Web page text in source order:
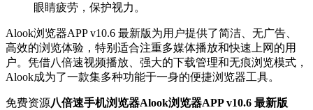
眼睛疲劳，保护视力。
Alook浏览器APP v10.6 最新版为用户提供了简洁、无广告、
高效的浏览体验，特别适合注重多媒体播放和快速上网的用
户。凭借八倍速视频播放、强大的下载管理和无痕浏览模式，
Alook成为了一款集多种功能于一身的便捷浏览器工具。
免费资源八倍速手机浏览器Alook浏览器APP v10.6 最新版